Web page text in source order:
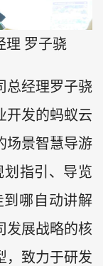
理 罗子骁
总经理罗子骁
开发的蚂蚁云
场景智慧导游
划指引、导览
哪自动讲解
发展战略的核
，致力于研发